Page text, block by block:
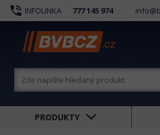
phone_in_talk INFOLINKA 777 145 974
PRODUKTY